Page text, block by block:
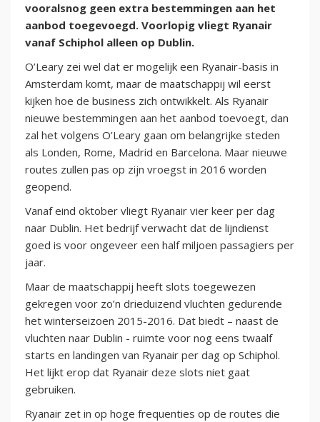
vooralsnog geen extra bestemmingen aan het
aanbod toegevoegd. Voorlopig vliegt Ryanair
vanaf Schiphol alleen op Dublin.
O’Leary zei wel dat er mogelijk een Ryanair-basis in
Amsterdam komt, maar de maatschappij wil eerst
kijken hoe de business zich ontwikkelt. Als Ryanair
nieuwe bestemmingen aan het aanbod toevoegt, dan
zal het volgens O’Leary gaan om belangrijke steden
als Londen, Rome, Madrid en Barcelona. Maar nieuwe
routes zullen pas op zijn vroegst in 2016 worden
geopend.
Vanaf eind oktober vliegt Ryanair vier keer per dag
naar Dublin. Het bedrijf verwacht dat de lijndienst
goed is voor ongeveer een half miljoen passagiers per
jaar.
Maar de maatschappij heeft slots toegewezen
gekregen voor zo’n drieduizend vluchten gedurende
het winterseizoen 2015-2016. Dat biedt – naast de
vluchten naar Dublin - ruimte voor nog eens twaalf
starts en landingen van Ryanair per dag op Schiphol.
Het lijkt erop dat Ryanair deze slots niet gaat
gebruiken.
Ryanair zet in op hoge frequenties op de routes die